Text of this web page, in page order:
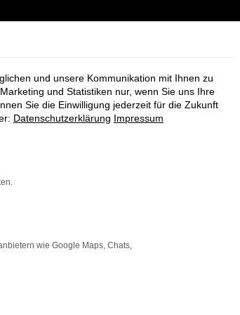
+ Koch
suchen. Ob für den täglichen
das sowohl in der Stadt als auch
Fahrzeugen auch umfassende
und unsere Kommunikation mit Ihnen zu
und Statistiken nur, wenn Sie uns Ihre
Sie die Einwilligung jederzeit für die Zukunft
Datenschutzerklärung Impressum
wie Google Maps, Chats,